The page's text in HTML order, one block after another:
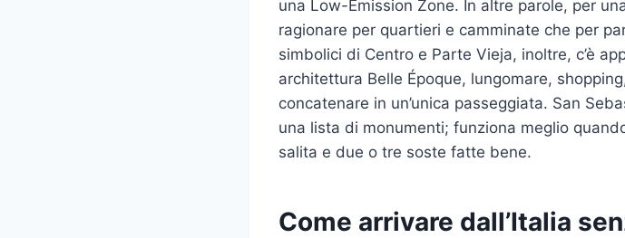
una Low-Emission Zone. In altre parole, per
ragionare per quartieri e camminate che per
simbolici di Centro e Parte Vieja, inoltre, c’è
architettura Belle Époque, lungomare,
concatenare in un’unica passeggiata. San
una lista di monumenti; funziona meglio
salita e due o tre soste fatte bene.
Come arrivare dall’Italia